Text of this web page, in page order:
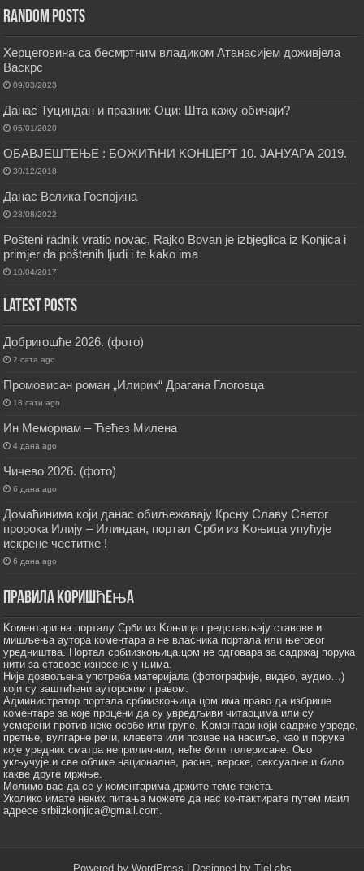
Random Posts
Херцеговина са бесмртним владиком Атанасијем доживјела
Васкрс
09/03/2023
Данас Туциндан и празник Оци: Шта кажу обичаји?
05/01/2020
ОБАВЈЕШТЕЊЕ : БОЖИЋНИ KОНЦЕРТ 10. ЈАНУАРА 2019.
30/12/2018
Данас Велика Госпојина
28/08/2022
Pošteni radnik vratio novac, Rajko Bovan je izbjeglica iz Konjica i
primjer da poštenih ljudi i te kako ima
10/04/2017
Latest Posts
Добригошће 2026. (фото)
2 сата ago
Промовисан роман „Илирик“ Драгана Глоговца
18 сати ago
Ин Мемориам – Ћећез Милена
4 дана ago
Чичево 2026. (фото)
6 дана ago
Домаћинима који данас обиљежавају Крсну Славу Светог
пророка Илију – Илиндан, портал Срби из Kоњица упућује
искрене честитке !
6 дана ago
Правила коришћења
Kоментари на порталу Срби из Kоњица представљају ставове и
мишљења аутора коментара а не власника портала или његовог
уредништва. Портал србиизкоњица.цом не одговара за садржај порука
нити за ставове изнесене у њима.
Није дозвољена употреба материјала (фотографије, видео, аудио…)
који су заштићени ауторским правом.
Администратор портала србиизкоњица.цом има право да избрише
коментаре за које процени да су увредљиви читаоцима или су
усмерени против неке особе или групе. Kоментари који садрже увреде,
претње, вулгарне речи, клевете или позиве на насиље, као и поруке
које уредник сматра неприличним, неће бити толерисане. Ово
укључује и све облике националне, расне, верске, сексуалне и било
какве друге мржње.
Молимо вас да се у коментарима држите теме текста.
Уколико имате неких питања можете да нас контактирате путем маил
адресе srbiizkonjica@gmail.com.
Powered by WordPress | Designed by TieLabs